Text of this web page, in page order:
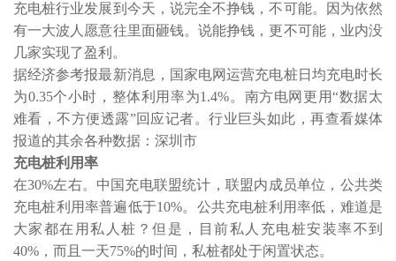
充电桩行业发展到今天，说完全不挣钱，不可能。因为依然
有一大波人愿意往里面砸钱。说能挣钱，更不可能，业内没
几家实现了盈利。
据经济参考报最新消息，国家电网运营充电桩日均充电时长
为0.35个小时，整体利用率为1.4%。南方电网更用“数据太
难看，不方便透露”回应记者。行业巨头如此，再查看媒体
报道的其余各种数据：深圳市
充电桩利用率
在30%左右。中国充电联盟统计，联盟内成员单位，公共类
充电桩利用率普遍低于10%。公共充电桩利用率低，难道是
大家都在用私人桩？但是，目前私人充电桩安装率不到
40%，而且一天75%的时间，私桩都处于闲置状态。